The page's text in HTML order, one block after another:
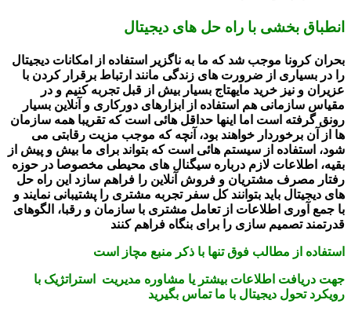
انطباق بخشی با راه حل های دیجیتال
بحران کرونا موجب شد که ما به ناگزیر استفاده از امکانات دیجیتال
را در بسیاری از ضرورت های زندگی مانند ارتباط برقرار کردن با
عزیران و نیز خرید مایهتاج بسیار بیش از قبل تجربه کنیم و در
مقیاس سازمانی هم استفاده از ابزارهای دورکاری و آنلاین بسیار
رونق گرفته است اما اینها حداقل هائی است که تقریبا همه سازمان
ها از آن برخوردار خواهند بود، آنچه که موجب مزیت رقابتی می
شود، استفاده از سیستم هائی است که بتواند برای ما بیش و پیش از
بقیه، اطلاعات لازم درباره سیگنال های محیطی مخصوصا در حوزه
رفتار مصرف مشتریان و فروش آنلاین را فراهم سازد این راه حل
های دیجیتال باید بتوانند کل سفر تجربه مشتری را پشتیبانی نمایند و
با جمع آوری اطلاعات از تعامل مشتری با سازمان و رقبا، الگوهای
قدرتمند تصمیم سازی را برای بنگاه فراهم کنند
استفاده از مطالب فوق تنها با ذکر منبع مچاز است
جهت دریافت اطلاعات بیشتر یا مشاوره مدیریت استراتژیک با
رویکرد تحول دیجیتال با ما تماس بگیرید